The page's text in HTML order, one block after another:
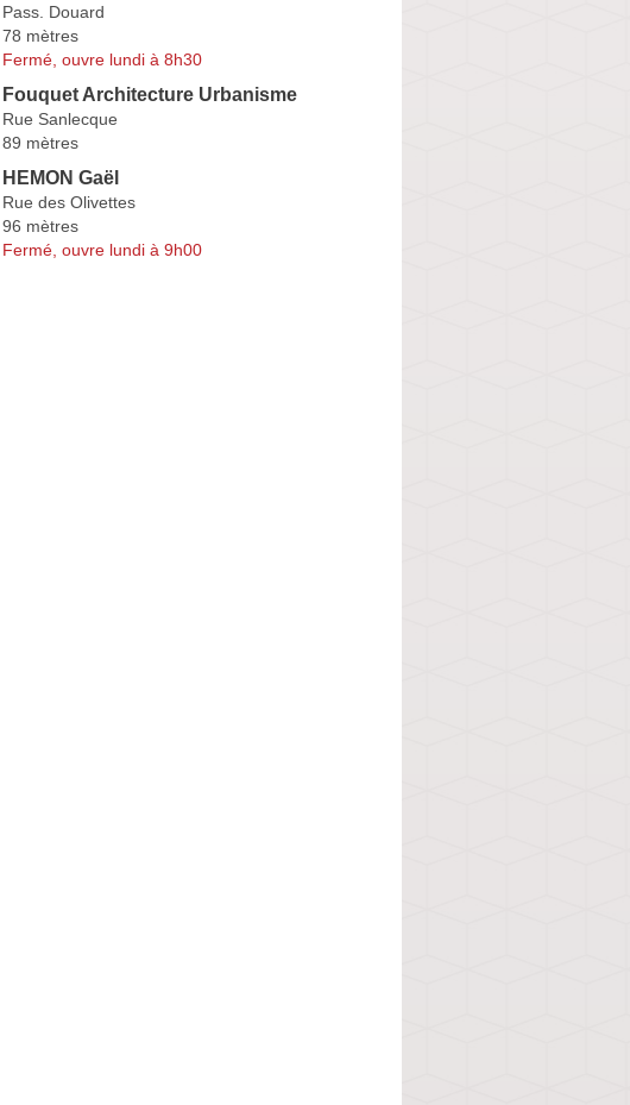
Pass. Douard
78 mètres
Fermé, ouvre lundi à 8h30
Fouquet Architecture Urbanisme
Rue Sanlecque
89 mètres
HEMON Gaël
Rue des Olivettes
96 mètres
Fermé, ouvre lundi à 9h00